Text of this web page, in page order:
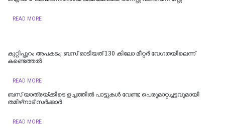
READ MORE
കുറ്റിപ്പുറം അപകടം; ബസ് ഓടിയത് 130 കിലോ മീറ്റർ വേഗതയിലെന്ന്
കണ്ടെത്തൽ
READ MORE
ബസ് യാത്രയ്ക്കിടെ ഉച്ചത്തിൽ പാട്ടുകൾ വേണ്ട; പെരുമാറ്റച്ചട്ടവുമായി
തമിഴ്‌നാട് സര്‍ക്കാര്‍
READ MORE